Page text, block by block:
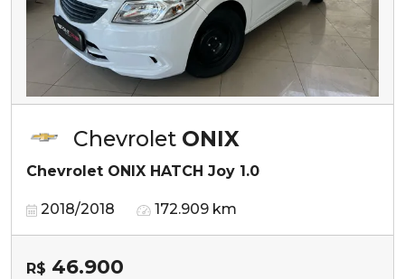
Chevrolet ONIX
Chevrolet ONIX HATCH Joy 1.0
2018/2018 172.909 km
R$ 46.900